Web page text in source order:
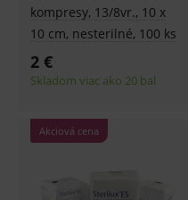
kompresy, 13/8vr., 10 x
10 cm, nesterilné, 100 ks
2 €
Skladom viac ako 20 bal
Akciová cena